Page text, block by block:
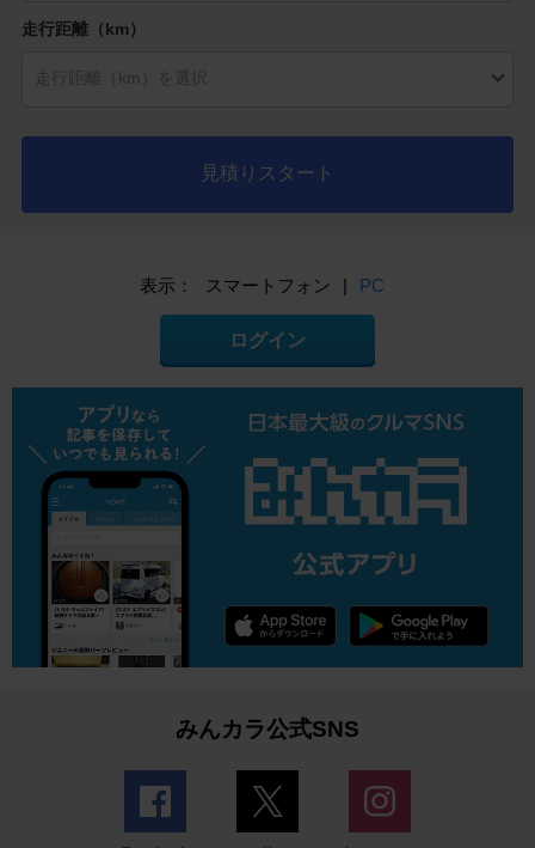
走行距離（km）
見積りスタート
表示： スマートフォン | PC
ログイン
みんカラ公式SNS